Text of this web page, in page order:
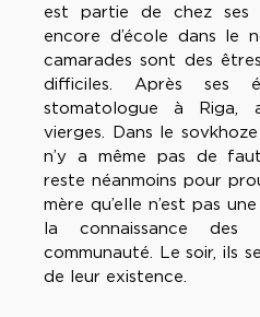
est partie de chez ses
encore d’école dans le
camarades sont des
difficiles. Après ses
stomatologue à Riga,
vierges. Dans le
n’y a même pas de
reste néanmoins pour
mère qu’elle n’est pas
la connaissance
communauté. Le soir, ils
de leur existence.